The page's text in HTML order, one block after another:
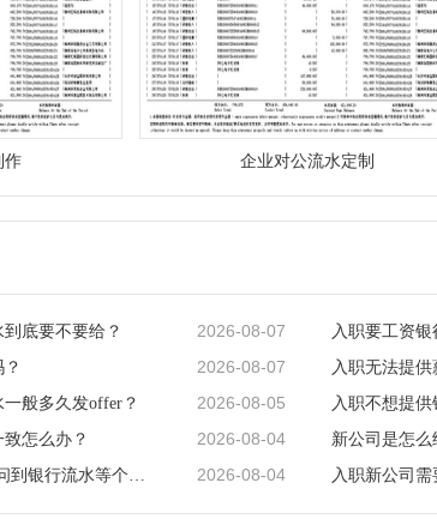
作 企业对公流水定制
底要不要给？ 2026-08-07 入职要工资
2026-08-07 入职无法提
般多久发offer？ 2026-08-05 入职不想提
怎么办？ 2026-08-04 新公司是怎么
新公司入职面试过程中被HR问到银行流水等个人隐私该怎么办？ 2026-08-04 入职新公司